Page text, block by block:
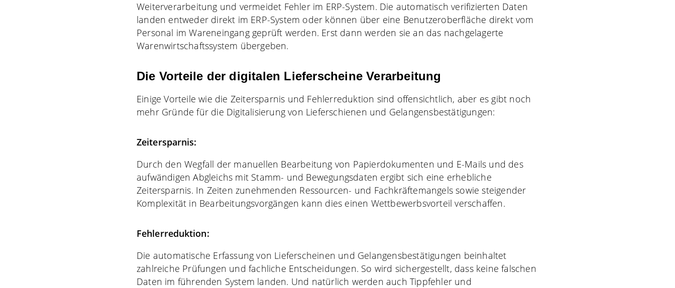
Weiterverarbeitung und vermeidet Fehler im ERP-System. Die automatisch verifizierten Daten
landen entweder direkt im ERP-System oder können über eine Benutzeroberfläche direkt vom
Personal im Wareneingang geprüft werden. Erst dann werden sie an das nachgelagerte
Warenwirtschaftssystem übergeben.
Die Vorteile der digitalen Lieferscheine Verarbeitung
Einige Vorteile wie die Zeitersparnis und Fehlerreduktion sind offensichtlich, aber es gibt noch
mehr Gründe für die Digitalisierung von Lieferschienen und Gelangensbestätigungen:
Zeitersparnis:
Durch den Wegfall der manuellen Bearbeitung von Papierdokumenten und E-Mails und des
aufwändigen Abgleichs mit Stamm- und Bewegungsdaten ergibt sich eine erhebliche
Zeitersparnis. In Zeiten zunehmenden Ressourcen- und Fachkräftemangels sowie steigender
Komplexität in Bearbeitungsvorgängen kann dies einen Wettbewerbsvorteil verschaffen.
Fehlerreduktion:
Die automatische Erfassung von Lieferscheinen und Gelangensbestätigungen beinhaltet
zahlreiche Prüfungen und fachliche Entscheidungen. So wird sichergestellt, dass keine falschen
Daten im führenden System landen. Und natürlich werden auch Tippfehler und